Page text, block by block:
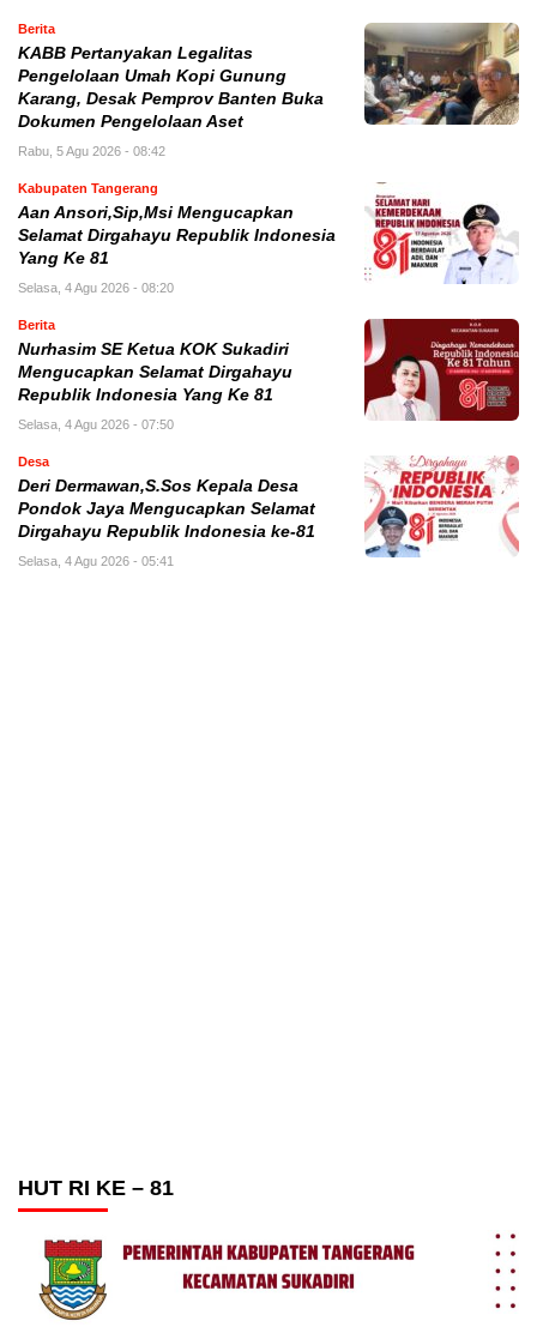
Berita
KABB Pertanyakan Legalitas
Pengelolaan Umah Kopi Gunung
Karang, Desak Pemprov Banten Buka
Dokumen Pengelolaan Aset
Rabu, 5 Agu 2026 - 08:42
Kabupaten Tangerang
Aan Ansori,Sip,Msi Mengucapkan
Selamat Dirgahayu Republik Indonesia
Yang Ke 81
Selasa, 4 Agu 2026 - 08:20
Berita
Nurhasim SE Ketua KOK Sukadiri
Mengucapkan Selamat Dirgahayu
Republik Indonesia Yang Ke 81
Selasa, 4 Agu 2026 - 07:50
Desa
Deri Dermawan,S.Sos Kepala Desa
Pondok Jaya Mengucapkan Selamat
Dirgahayu Republik Indonesia ke-81
Selasa, 4 Agu 2026 - 05:41
HUT RI KE – 81